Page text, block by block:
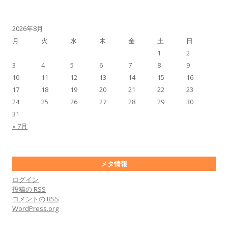
2026年8月
月
火 水 木 金 土 日
« 7月
1
2
3
4 5 6 7 8
9
10
11 12 13 14 15
16
17
18 19 20 21 22
23
24
25 26 27 28 29
30
31
メタ情報
ログイン
投稿の RSS
コメントの RSS
WordPress.org